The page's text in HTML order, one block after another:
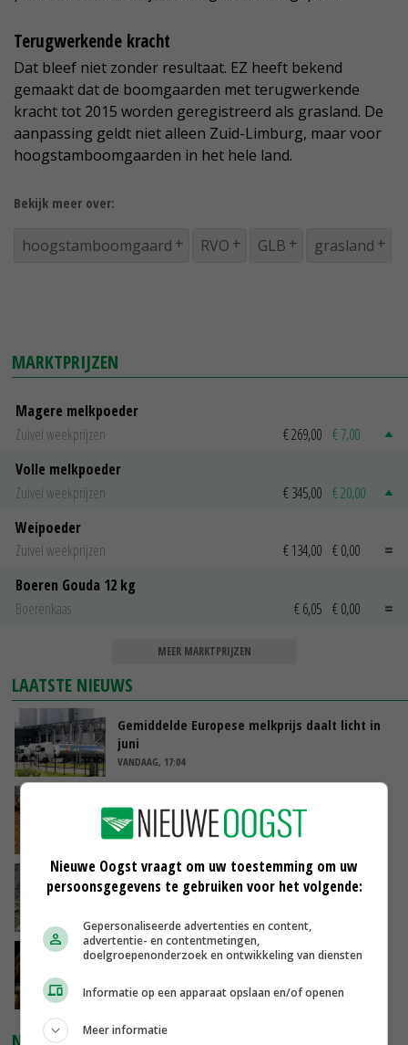
Terugwerkende kracht
Dat bleef niet zonder resultaat. EZ heeft bekend
gemaakt dat de boomgaarden met terugwerkende
kracht tot 2015 worden geregistreerd als grasland. De
aanpassing geldt niet alleen Zuid-Limburg, maar voor
hoogstamboomgaarden in het hele land.
Bekijk meer over:
hoogstamboomgaard RVO GLB grasland
MARKTPRIJZEN
Magere melkpoeder
Zuivel weekprijzen
€ 269,00 € 7,00
Volle melkpoeder
Zuivel weekprijzen
€ 345,00 € 20,00
Weipoeder
Zuivel weekprijzen
€ 134,00 € 0,00
Boeren Gouda 12 kg
Boerenkaas
€ 6,05 € 0,00
MEER MARKTPRIJZEN
LAATSTE NIEUWS
Gemiddelde Europese melkprijs daalt licht in
juni
VANDAAG, 17:04
varkensvleesketen
VANDAAG, 15:29
Emmeloord noteert eerste zaaiuien op
maximaal 20 euro
Spontane boerenacties in Twente en
VANDAAG, 14:48
Nieuwe Oogst vraagt om uw toestemming om uw
persoonsgegevens te gebruiken voor het volgende:
Gepersonaliseerde advertenties en content,
advertentie- en contentmetingen,
doelgroepenonderzoek en ontwikkeling van diensten
Informatie op een apparaat opslaan en/of openen
Meer informatie